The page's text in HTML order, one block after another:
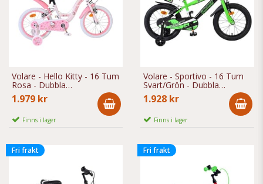
Volare - Hello Kitty - 16 Tum
Rosa - Dubbla
Handbromsar
1.979 kr
Finns i lager
Volare - Sportivo - 16 Tum
Svart/Grön - Dubbla
Handbromsar
1.928 kr
Finns i lager
Fri frakt Fri frakt